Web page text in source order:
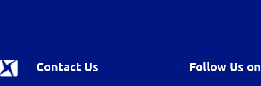
Contact Us Follow Us on